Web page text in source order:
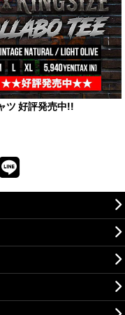
ツ 好評発売中!!